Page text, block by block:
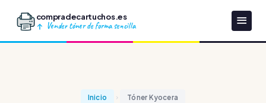
compradecartuchos.es
Vender tóner de forma sencilla
Inicio Tóner Kyocera